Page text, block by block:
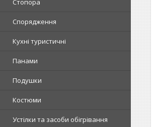
Стопора
Спорядження
Кухні туристичні
Панами
Подушки
Костюми
Устілки та засоби обігрівання